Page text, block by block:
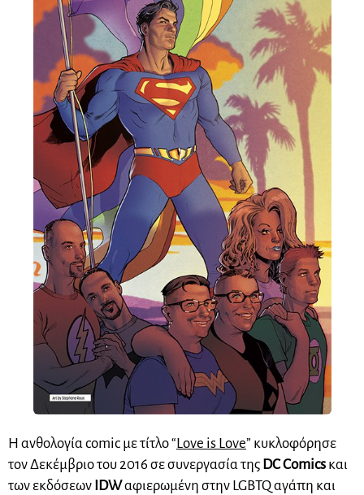
Η ανθολογία comic με τίτλο “Love is Love” κυκλοφόρησε
τον Δεκέμβριο του 2016 σε συνεργασία της DC Comics και
των εκδόσεων IDWαφιερωμένη στην LGBTQ αγάπη και